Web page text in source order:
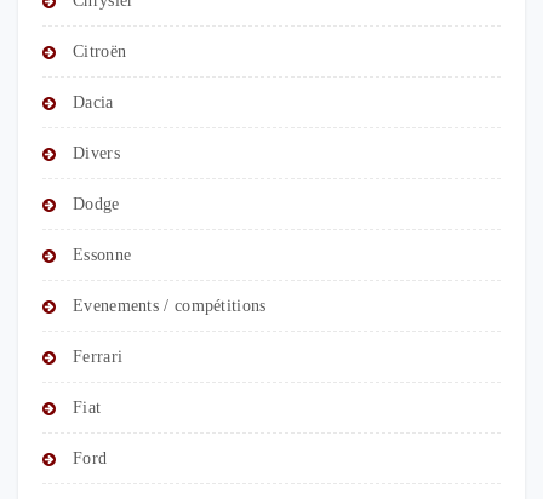
Citroën
Dacia
Divers
Dodge
Essonne
Evenements / compétitions
Ferrari
Fiat
Ford